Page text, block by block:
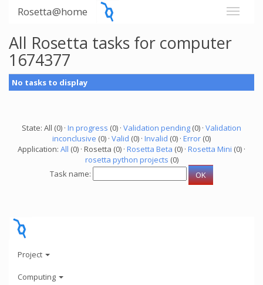
Rosetta@home
All Rosetta tasks for computer
1674377
No tasks to display
State: All (0) · In progress (0) · Validation pending (0) · Validation
inconclusive (0) · Valid (0) · Invalid (0) · Error (0)
Application: All (0) · Rosetta (0) · Rosetta Beta (0) · Rosetta Mini (0) ·
rosetta python projects (0)
Task name:
Project
Computing